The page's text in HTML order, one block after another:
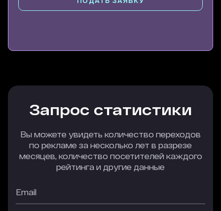
Запрос статистики
Вы можете увидеть количество переходов
по рекламе за несколько лет в разрезе
месяцев, количество посетителей каждого
рейтинга и другие данные